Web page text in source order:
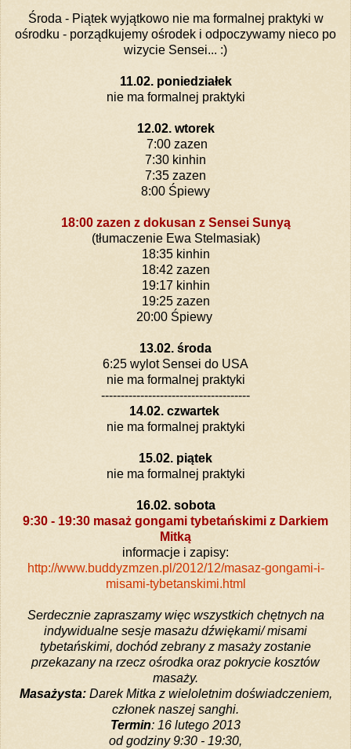
Środa - Piątek wyjątkowo nie ma formalnej praktyki w
ośrodku - porządkujemy ośrodek i odpoczywamy nieco po
wizycie Sensei... :)
11.02. poniedziałek
nie ma formalnej praktyki
12.02. wtorek
7:00 zazen
7:30 kinhin
7:35 zazen
8:00 Śpiewy
18:00 zazen z dokusan z Sensei Sunyą
(tłumaczenie Ewa Stelmasiak)
18:35 kinhin
18:42 zazen
19:17 kinhin
19:25 zazen
20:00 Śpiewy
13.02. środa
6:25 wylot Sensei do USA
nie ma formalnej praktyki
--------------------------------------
14.02. czwartek
nie ma formalnej praktyki
15.02. piątek
nie ma formalnej praktyki
16.02. sobota
9:30 - 19:30 masaż gongami tybetańskimi z Darkiem
Mitką
informacje i zapisy:
http://www.buddyzmzen.pl/2012/12/masaz-gongami-i-
misami-tybetanskimi.html
Serdecznie zapraszamy więc wszystkich chętnych na
indywidualne sesje masażu dźwiękami/ misami
tybetańskimi, dochód zebrany z masaży zostanie
przekazany na rzecz ośrodka oraz pokrycie kosztów
masaży.
Masażysta:Darek Mitka z wieloletnim doświadczeniem,
członek naszej sanghi.
Termin: 16 lutego 2013
od godziny 9:30 - 19:30,